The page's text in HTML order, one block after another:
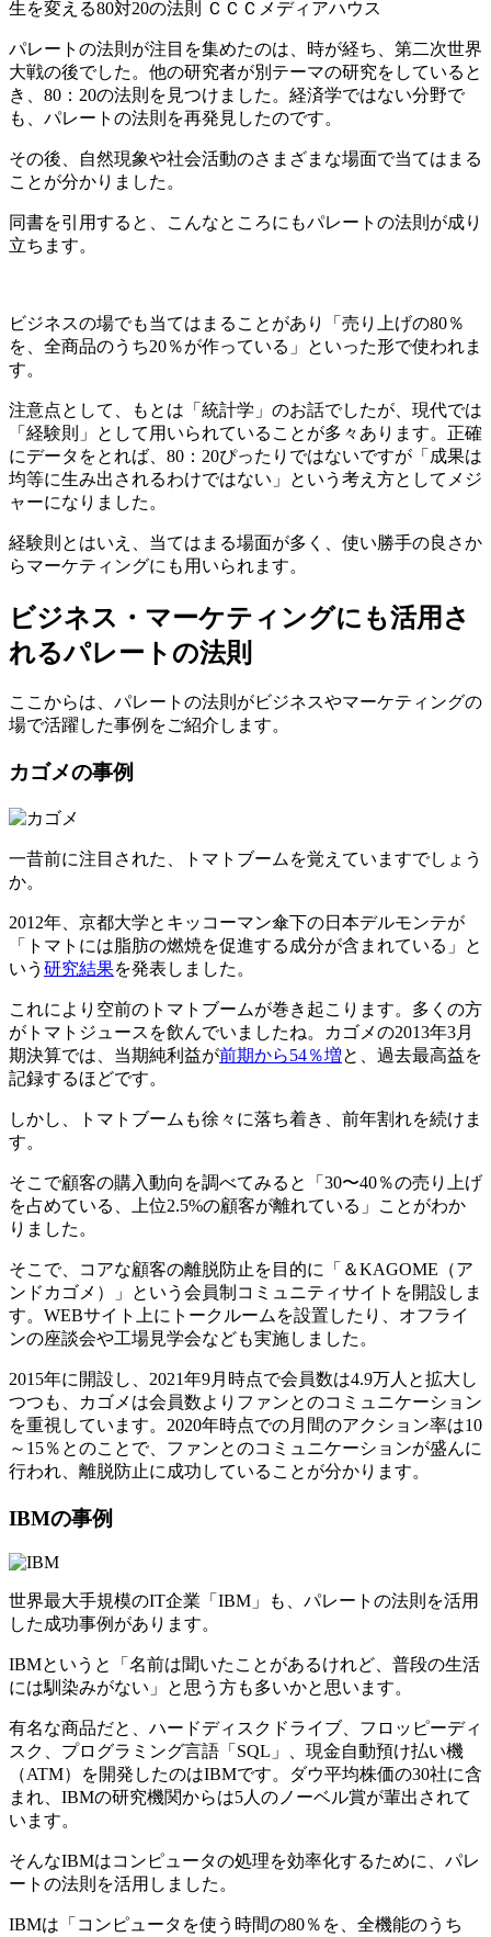
生を変える80対20の法則 ＣＣＣメディアハウス
パレートの法則が注目を集めたのは、時が経ち、第二次世界
大戦の後でした。他の研究者が別テーマの研究をしていると
き、80：20の法則を見つけました。経済学ではない分野で
も、パレートの法則を再発見したのです。
その後、自然現象や社会活動のさまざまな場面で当てはまる
ことが分かりました。
同書を引用すると、こんなところにもパレートの法則が成り
立ちます。
ビジネスの場でも当てはまることがあり「売り上げの80％
を、全商品のうち20％が作っている」といった形で使われま
す。
注意点として、もとは「統計学」のお話でしたが、現代では
「経験則」として用いられていることが多々あります。正確
にデータをとれば、80：20ぴったりではないですが「成果は
均等に生み出されるわけではない」という考え方としてメジ
ャーになりました。
経験則とはいえ、当てはまる場面が多く、使い勝手の良さか
らマーケティングにも用いられます。
ビジネス・マーケティングにも活用さ
れるパレートの法則
ここからは、パレートの法則がビジネスやマーケティングの
場で活躍した事例をご紹介します。
カゴメの事例
一昔前に注目された、トマトブームを覚えていますでしょう
か。
2012年、京都大学とキッコーマン傘下の日本デルモンテが
「トマトには脂肪の燃焼を促進する成分が含まれている」と
いう 研究結果を発表しました。
これにより空前のトマトブームが巻き起こります。多くの方
がトマトジュースを飲んでいましたね。カゴメの2013年3月
期決算では、当期純利益が前期から54％増と、過去最高益を
記録するほどです。
しかし、トマトブームも徐々に落ち着き、前年割れを続けま
す。
そこで顧客の購入動向を調べてみると「30〜40％の売り上げ
を占めている、上位2.5%の顧客が離れている」ことがわか
りました。
そこで、コアな顧客の離脱防止を目的に「＆KAGOME（ア
ンドカゴメ）」という会員制コミュニティサイトを開設しま
す。WEBサイト上にトークルームを設置したり、オフライ
ンの座談会や工場見学会なども実施しました。
2015年に開設し、2021年9月時点で会員数は4.9万人と拡大し
つつも、カゴメは会員数よりファンとのコミュニケーション
を重視しています。2020年時点での月間のアクション率は10
～15％とのことで、ファンとのコミュニケーションが盛んに
行われ、離脱防止に成功していることが分かります。
IBMの事例
世界最大手規模のIT企業「IBM」も、パレートの法則を活用
した成功事例があります。
IBMというと「名前は聞いたことがあるけれど、普段の生活
には馴染みがない」と思う方も多いかと思います。
有名な商品だと、ハードディスクドライブ、フロッピーディ
スク、プログラミング言語「SQL」、現金自動預け払い機
（ATM）を開発したのはIBMです。ダウ平均株価の30社に含
まれ、IBMの研究機関からは5人のノーベル賞が輩出されて
います。
そんなIBMはコンピュータの処理を効率化するために、パレ
ートの法則を活用しました。
IBMは「コンピュータを使う時間の80％を、全機能のうち